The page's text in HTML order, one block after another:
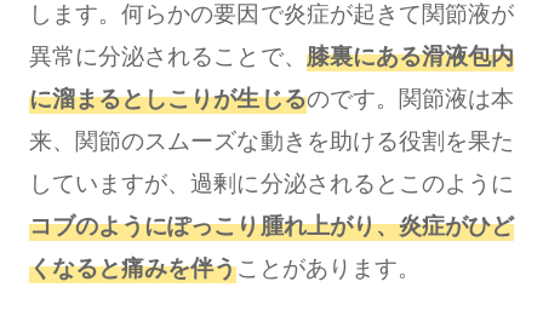
します。何らかの要因で炎症が起きて関節液が
異常に分泌されることで、 膝裏にある滑液包内
に溜まるとしこりが生じるのです。関節液は本
来、関節のスムーズな動きを助ける役割を果た
していますが、過剰に分泌されるとこのように
コブのようにぽっこり腫れ上がり、炎症がひど
くなると痛みを伴うことがあります。